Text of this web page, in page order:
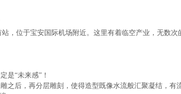
，位于宝安国际机场附近。这里有着临空产业，无数
是“未来感”！
之后，再分层雕刻，使得造型既像水流般汇聚凝结，有